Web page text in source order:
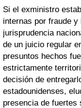
Si el exministro
internas por fraude
jurisprudencia
de un juicio regular
presuntos hechos
estrictamente
decisión de
estadounidenses,
presencia de fuertes